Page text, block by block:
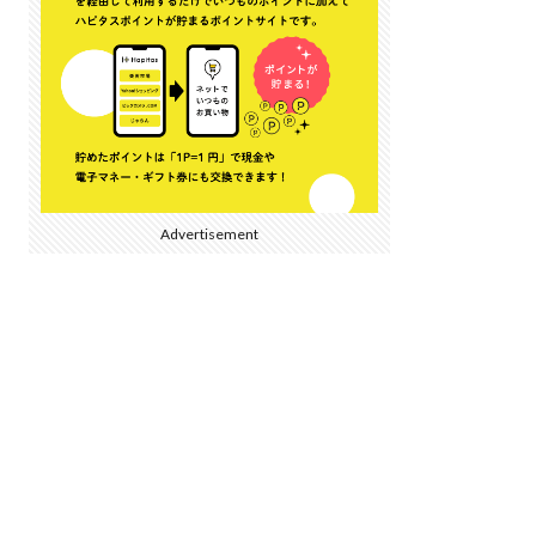
Advertisement